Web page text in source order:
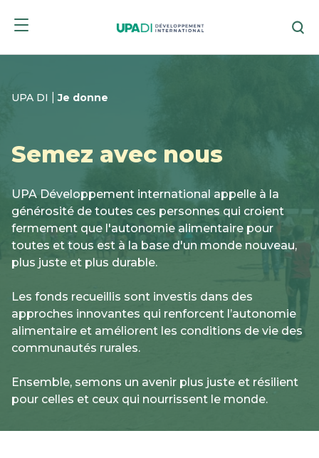
au
au
UPA DI |Je donne
Semez avec nous
UPA Développement international appelle à la
générosité de toutes ces personnes qui croient
fermement que l'autonomie alimentaire pour
toutes et tous est à la base d'un monde nouveau,
plus juste et plus durable.
Les fonds recueillis sont investis dans des
approches innovantes qui renforcent l’autonomie
alimentaire et améliorent les conditions de vie des
communautés rurales.
Ensemble, semons un avenir plus juste et résilient
pour celles et ceux qui nourrissent le monde.